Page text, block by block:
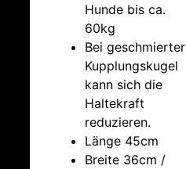
Hunde bis ca.
60kg
Bei geschmierter
Kupplungskugel
kann sich die
Haltekraft
reduzieren.
Länge 45cm
Breite 36cm /